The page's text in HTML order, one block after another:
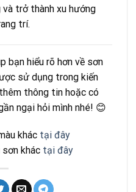
trở thành xu hướng
trí.
bạn hiểu rõ hơn về sơn
sử dụng trong kiến
thông tin hoặc có
ngại hỏi mình nhé! 😊
khác tại đây
khác tại đây